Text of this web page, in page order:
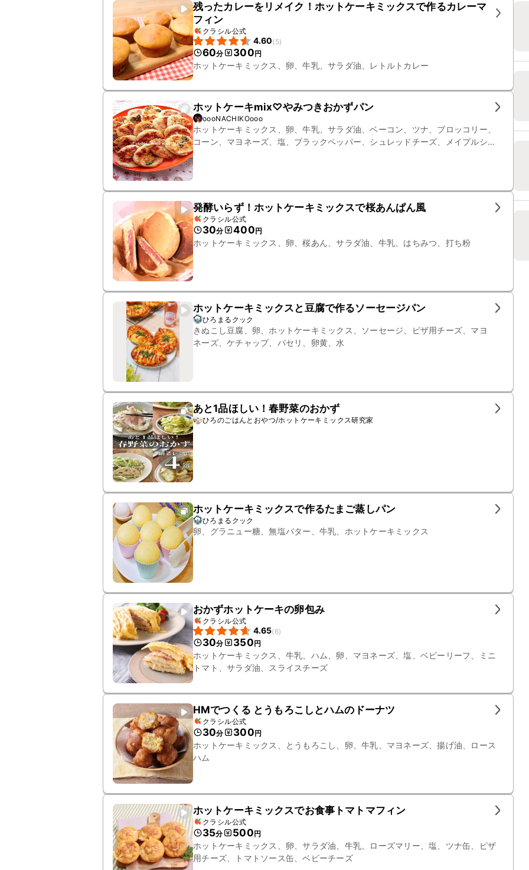
残ったカレーをリメイク！ホットケーキミックスで作るカレーマ
フィン
クラシル公式
4.60(5)
60分 300円
ホットケーキミックス、卵、牛乳、サラダ油、レトルトカレー
ホットケーキmix♡やみつきおかずパン
oooNACHIKOooo
ホットケーキミックス、卵、牛乳、サラダ油、ベーコン、ツナ、ブロッコリー、
コーン、マヨネーズ、塩、ブラックペッパー、シュレッドチーズ、メイプルシ
発酵いらず！ホットケーキミックスで桜あんぱん風
クラシル公式
30分 400円
ホットケーキミックス、卵、桜あん、サラダ油、牛乳、はちみつ、打ち粉
ホットケーキミックスと豆腐で作るソーセージパン
ひろまるクック
きぬこし豆腐、卵、ホットケーキミックス、ソーセージ、ピザ用チーズ、マヨ
ネーズ、ケチャップ、パセリ、卵黄、水
あと1品ほしい！春野菜のおかず
ひろのごはんとおやつ/ホットケーキミックス研究家
ホットケーキミックスで作るたまご蒸しパン
ひろまるクック
卵、グラニュー糖、無塩バター、牛乳、ホットケーキミックス
おかずホットケーキの卵包み
クラシル公式
4.65(6)
30分 350円
ホットケーキミックス、牛乳、ハム、卵、マヨネーズ、塩、ベビーリーフ、ミニ
トマト、サラダ油、スライスチーズ
HMでつくる とうもろこしとハムのドーナツ
クラシル公式
30分 300円
ホットケーキミックス、とうもろこし、卵、牛乳、マヨネーズ、揚げ油、ロース
ハム
ホットケーキミックスでお食事トマトマフィン
クラシル公式
35分 500円
ホットケーキミックス、卵、サラダ油、牛乳、ローズマリー、塩、ツナ缶、ピザ
用チーズ、トマトソース缶、ベビーチーズ